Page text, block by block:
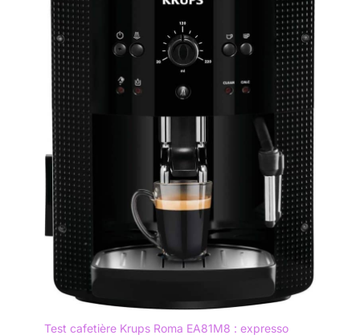
Test cafetière Krups Roma EA81M8 : expresso